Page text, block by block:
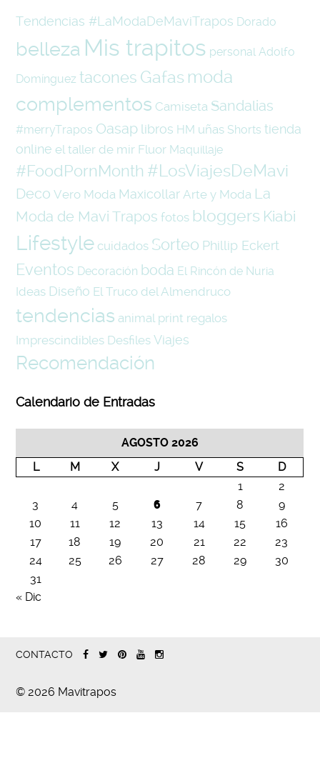
Tendencias #LaModaDeMaviTrapos Dorado
belleza Mis trapitos personal Adolfo
Domínguez tacones Gafas moda
complementos Camiseta Sandalias
#merryTrapos Oasap libros HM uñas Shorts tienda
online el taller de mir Fluor Maquillaje
#FoodPornMonth #LosViajesDeMavi
Deco Vero Moda Maxicollar Arte y Moda La
Moda de Mavi Trapos fotos bloggers Kiabi
Lifestyle cuidados Sorteo Phillip Eckert
Eventos Decoración boda El Rincón de Nuria
Ideas Diseño El Truco del Almendruco
tendencias animal print regalos
Imprescindibles Desfiles Viajes
Recomendación
Calendario de Entradas
AGOSTO 2026
L
M X J V S
D
1
2
3
4 5 6 7 8
9
10
11 12 13 14 15
16
17
18 19 20 21 22
23
24
25 26 27 28 29
30
31
« Dic
CONTACTO
© 2026 Mavitrapos